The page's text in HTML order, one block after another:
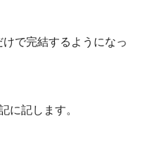
で完結するようになっ
に記します。